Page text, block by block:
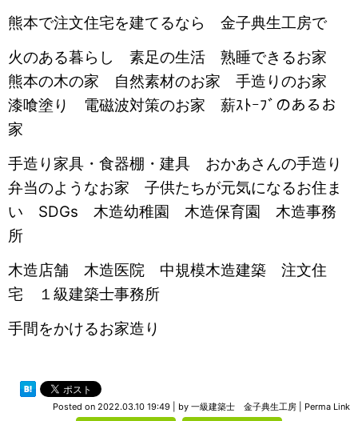
熊本で注文住宅を建てるなら 金子典生工房で
火のある暮らし 素足の生活 熟睡できるお家
熊本の木の家 自然素材のお家 手造りのお家
漆喰塗り 電磁波対策のお家 薪ｽﾄｰﾌﾞのあるお
家
手造り家具・食器棚・建具 おかあさんの手造り
弁当のようなお家 子供たちが元気になるお住ま
い SDGs 木造幼稚園 木造保育園 木造事務
所
木造店舗 木造医院 中規模木造建築 注文住
宅 １級建築士事務所
手間をかけるお家造り
Posted on 2022.03.10 19:49 by 一級建築士 金子典生工房 Perma Link